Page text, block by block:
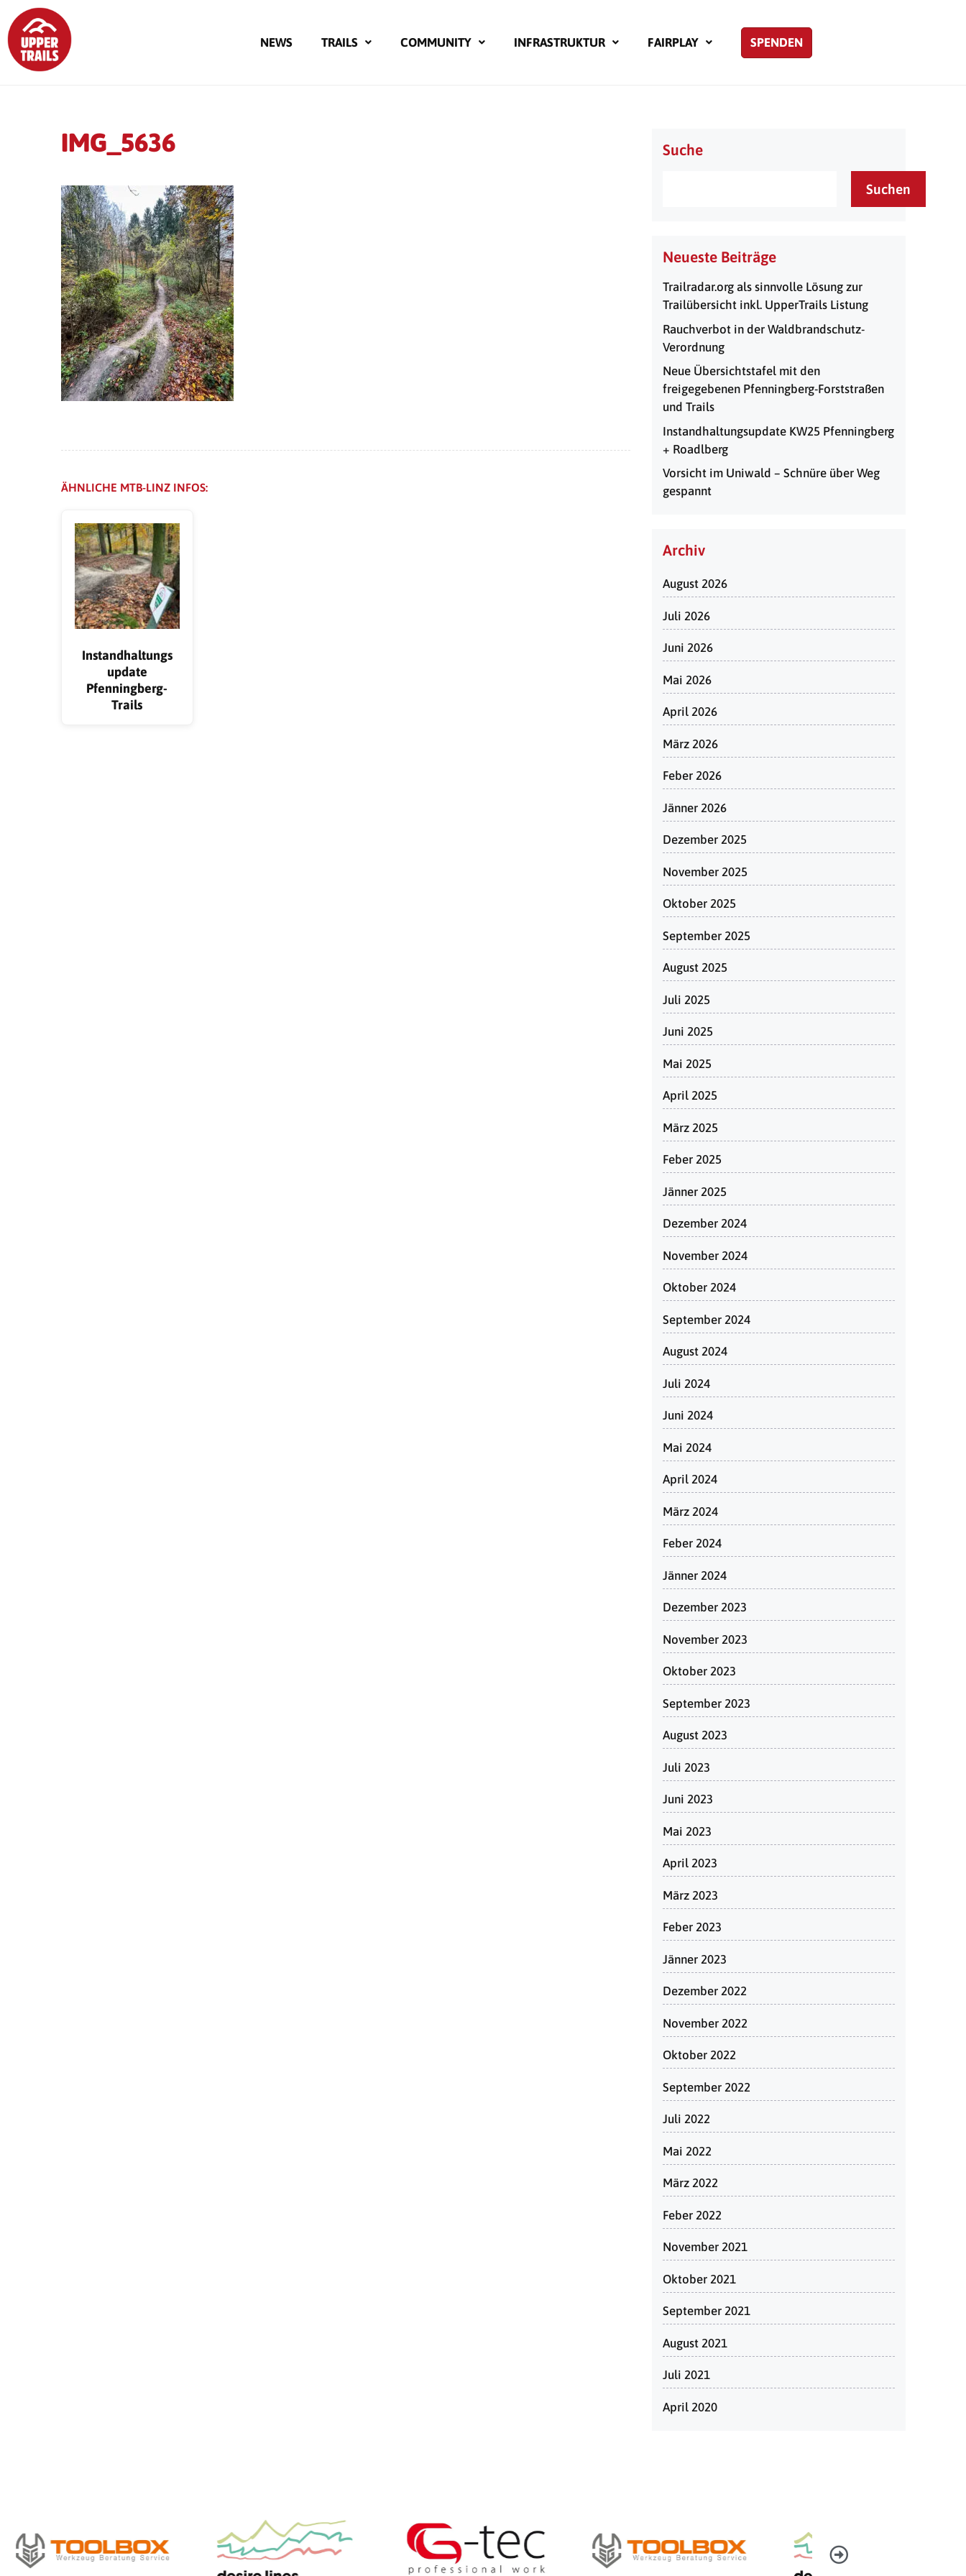
NEWS TRAILS COMMUNITY INFRASTRUKTUR FAIRPLAY SPENDEN
IMG_5636
ÄHNLICHE MTB-LINZ INFOS:
Instandhaltungs
update
Pfenningberg-
Trails
Suche
Suchen
Neueste Beiträge
Trailradar.org als sinnvolle Lösung zur
Trailübersicht inkl. UpperTrails Listung
Rauchverbot in der Waldbrandschutz-
Verordnung
Neue Übersichtstafel mit den
freigegebenen Pfenningberg-Forststraßen
und Trails
Instandhaltungsupdate KW25 Pfenningberg
+ Roadlberg
Vorsicht im Uniwald – Schnüre über Weg
gespannt
Archiv
August 2026
Juli 2026
Juni 2026
Mai 2026
April 2026
März 2026
Feber 2026
Jänner 2026
Dezember 2025
November 2025
Oktober 2025
September 2025
August 2025
Juli 2025
Juni 2025
Mai 2025
April 2025
März 2025
Feber 2025
Jänner 2025
Dezember 2024
November 2024
Oktober 2024
September 2024
August 2024
Juli 2024
Juni 2024
Mai 2024
April 2024
März 2024
Feber 2024
Jänner 2024
Dezember 2023
November 2023
Oktober 2023
September 2023
August 2023
Juli 2023
Juni 2023
Mai 2023
April 2023
März 2023
Feber 2023
Jänner 2023
Dezember 2022
November 2022
Oktober 2022
September 2022
Juli 2022
Mai 2022
März 2022
Feber 2022
November 2021
Oktober 2021
September 2021
August 2021
Juli 2021
April 2020